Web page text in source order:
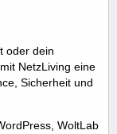
oder dein
NetzLiving eine
Sicherheit und
WoltLab